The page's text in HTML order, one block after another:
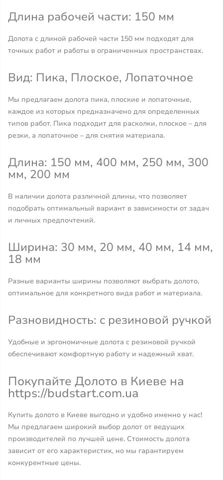
Длина рабочей части: 150 мм
Долота с длиной рабочей части 150 мм подходят для
точных работ и работы в ограниченных пространствах.
Вид: Пика, Плоское, Лопаточное
Мы предлагаем долота пика, плоские и лопаточные,
каждое из которых предназначено для определенных
типов работ. Пика подходит для расколки, плоское – для
резки, а лопаточное – для снятия материала.
Длина: 150 мм, 400 мм, 250 мм, 300
мм, 200 мм
В наличии долота различной длины, что позволяет
подобрать оптимальный вариант в зависимости от задач
и личных предпочтений.
Ширина: 30 мм, 20 мм, 40 мм, 14 мм,
18 мм
Разные варианты ширины позволяют выбрать долото,
оптимальное для конкретного вида работ и материала.
Разновидность: с резиновой ручкой
Удобные и эргономичные долота с резиновой ручкой
обеспечивают комфортную работу и надежный хват.
Покупайте Долото в Киеве на
https://budstart.com.ua
Купить долото в Киеве выгодно и удобно именно у нас!
Мы предлагаем широкий выбор долот от ведущих
производителей по лучшей цене. Стоимость долота
зависит от его характеристик, но мы гарантируем
конкурентные цены.